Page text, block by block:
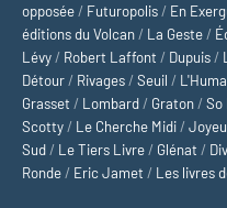
opposée / Futuropolis / En
éditions du Volcan / La Geste /
Lévy / Robert Laffont / Dupuis /
Détour / Rivages /Seuil /
Grasset / Lombard / Graton /So
Scotty / Le Cherche Midi /
Sud / Le Tiers Livre / Glénat /
Ronde / Eric Jamet / Les livres